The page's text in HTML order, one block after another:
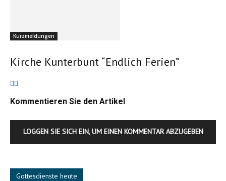
Kurzmeldungen
Kirche Kunterbunt “Endlich Ferien”
Kommentieren Sie den Artikel
LOGGEN SIE SICH EIN, UM EINEN KOMMENTAR ABZUGEBEN
Gottesdienste heute